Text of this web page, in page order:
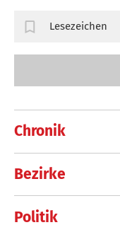
Chronik
Bezirke
Politik
Lesezeichen